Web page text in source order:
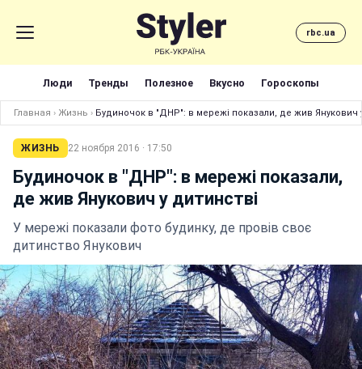
rbc.ua
Люди Тренды Полезное Вкусно Гороскопы
Главная › Жизнь › Будиночок в "ДНР": в мережі показали, де жив Янукович
ЖИЗНЬ 22 ноября 2016 · 17:50
Будиночок в "ДНР": в мережі показали,
де жив Янукович у дитинстві
У мережі показали фото будинку, де провів своє
дитинство Янукович